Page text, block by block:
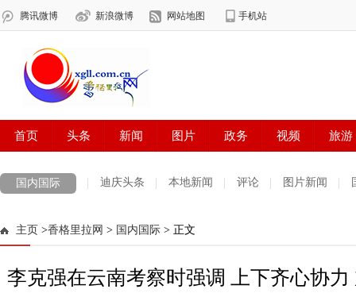
国内国际 迪庆头条 本地新闻 评论 图片新闻
主页 >香格里拉网 > 国内国际 > 正文
李克强在云南考察时强调 上下齐心协